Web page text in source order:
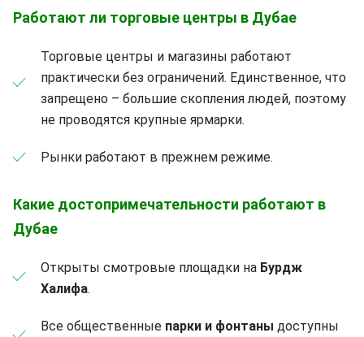
Работают ли торговые центры в Дубае
Торговые центры и магазины работают
практически без ограничений. Единственное, что
запрещено – большие скопления людей, поэтому
не проводятся крупные ярмарки.
Рынки работают в прежнем режиме.
Какие достопримечательности работают в
Дубае
Открыты смотровые площадки на Бурдж
Халифа.
Все общественные парки и фонтаны доступны